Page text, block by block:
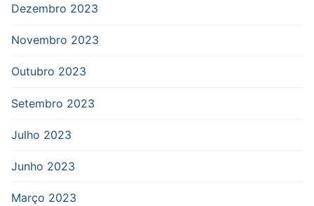
Dezembro 2023
Novembro 2023
Outubro 2023
Setembro 2023
Julho 2023
Junho 2023
Março 2023